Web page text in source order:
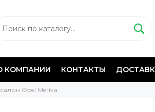
КОМПАНИИ КОНТАКТЫ
Opel Meriva